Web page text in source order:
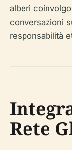
alberi
conversazioni
responsabilità
Rete